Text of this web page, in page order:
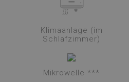
Klimaanlage (im
Schlafzimmer)
Mikrowelle ***